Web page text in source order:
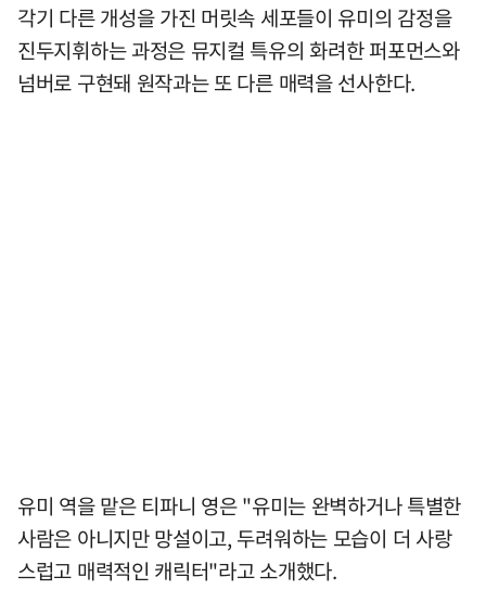
각기 다른 개성을 가진 머릿속 세포들이 유미의 감정을
진두지휘하는 과정은 뮤지컬 특유의 화려한 퍼포먼스와
넘버로 구현돼 원작과는 또 다른 매력을 선사한다.
유미 역을 맡은 티파니 영은 "유미는 완벽하거나 특별한
사람은 아니지만 망설이고, 두려워하는 모습이 더 사랑
스럽고 매력적인 캐릭터"라고 소개했다.